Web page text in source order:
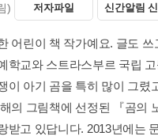
) 저자파일 신간알림
어린이 책 작가예요. 글도
학교와 스트라스부르 국립
이 아기 곰을 특히 많이 그렸
의 그림책에 선정된 『곰의
받고 있답니다. 2013년에는